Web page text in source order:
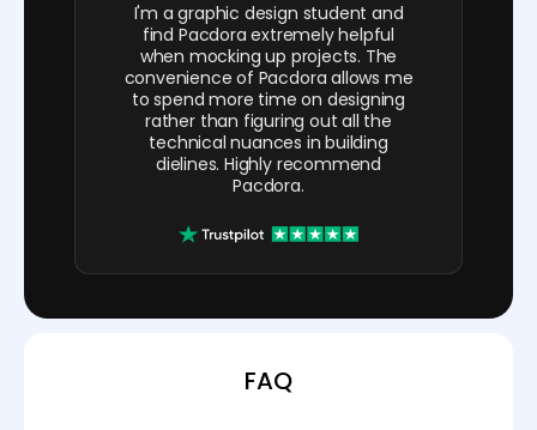
I'm a graphic design student and
find Pacdora extremely helpful
when mocking up projects. The
convenience of Pacdora allows me
to spend more time on designing
rather than figuring out all the
technical nuances in building
dielines. Highly recommend
Pacdora.
FAQ